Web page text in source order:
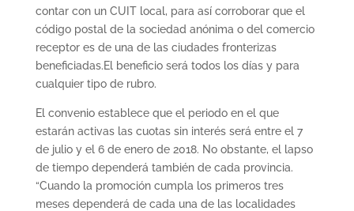
contar con un CUIT local, para así corroborar que el
código postal de la sociedad anónima o del comercio
receptor es de una de las ciudades fronterizas
beneficiadas.El beneficio será todos los días y para
cualquier tipo de rubro.
El convenio establece que el periodo en el que
estarán activas las cuotas sin interés será entre el 7
de julio y el 6 de enero de 2018. No obstante, el lapso
de tiempo dependerá también de cada provincia.
“Cuando la promoción cumpla los primeros tres
meses dependerá de cada una de las localidades